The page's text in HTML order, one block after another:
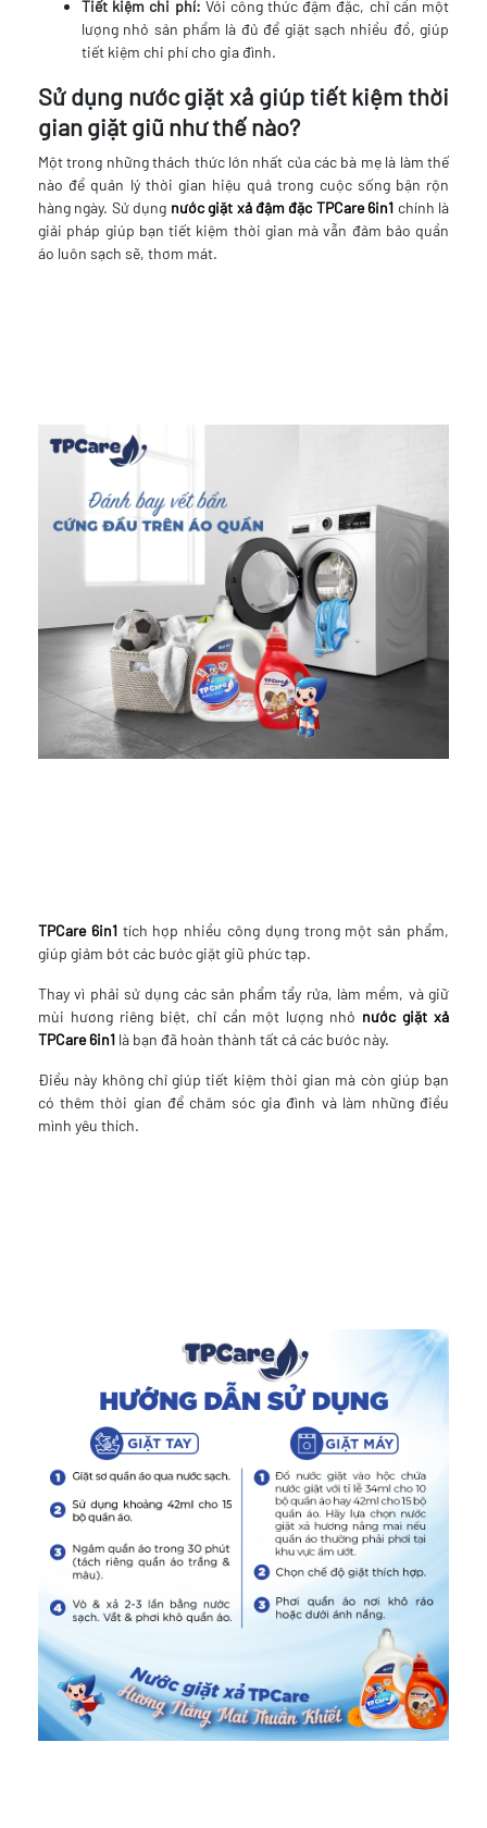
Tiết kiệm chi phí: Với công thức đậm đặc, chỉ cần một
lượng nhỏ sản phẩm là đủ để giặt sạch nhiều đồ, giúp
tiết kiệm chi phí cho gia đình.
Sử dụng nước giặt xả giúp tiết kiệm thời
gian giặt giũ như thế nào?
Một trong những thách thức lớn nhất của các bà mẹ là làm thế
nào để quản lý thời gian hiệu quả trong cuộc sống bận rộn
hàng ngày. Sử dụng nước giặt xả đậm đặc TPCare 6in1 chính là
giải pháp giúp bạn tiết kiệm thời gian mà vẫn đảm bảo quần
áo luôn sạch sẽ, thơm mát.
TPCare 6in1tích hợp nhiều công dụng trong một sản phẩm,
giúp giảm bớt các bước giặt giũ phức tạp.
Thay vì phải sử dụng các sản phẩm tẩy rửa, làm mềm, và giữ
mùi hương riêng biệt, chỉ cần một lượng nhỏ nước giặt xả
TPCare 6in1 là bạn đã hoàn thành tất cả các bước này.
Điều này không chỉ giúp tiết kiệm thời gian mà còn giúp bạn
có thêm thời gian để chăm sóc gia đình và làm những điều
mình yêu thích.